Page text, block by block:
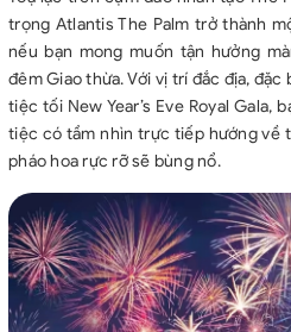
trọng Atlantis The Palm trở thành
nếu bạn mong muốn tận hưởng
đêm Giao thừa. Với vị trí đắc địa,
tiệc tối New Year’s Eve Royal Gala,
tiệc có tầm nhìn trực tiếp hướng về
pháo hoa rực rỡ sẽ bùng nổ.